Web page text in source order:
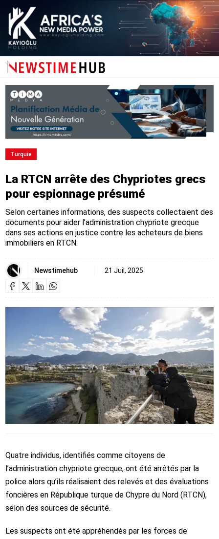
Turquie
La RTCN arrête des Chypriotes grecs
pour espionnage présumé
Selon certaines informations, des suspects collectaient des
documents pour aider l’administration chypriote grecque
dans ses actions en justice contre les acheteurs de biens
immobiliers en RTCN.
Newstimehub 21 Juil, 2025
Quatre individus, identifiés comme citoyens de
l’administration chypriote grecque, ont été arrêtés par la
police alors qu’ils réalisaient des relevés et des évaluations
foncières en République turque de Chypre du Nord (RTCN),
selon des sources de sécurité.
Les suspects ont été appréhendés par les forces de